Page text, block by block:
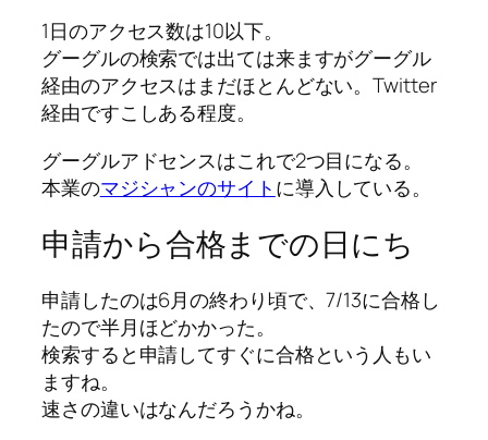
1日のアクセス数は10以下。
グーグルの検索では出ては来ますがグーグル
経由のアクセスはまだほとんどない。Twitter
経由ですこしある程度。
グーグルアドセンスはこれで2つ目になる。
本業のマジシャンのサイトに導入している。
申請から合格までの日にち
申請したのは6月の終わり頃で、7/13に合格し
たので半月ほどかかった。
検索すると申請してすぐに合格という人もい
ますね。
速さの違いはなんだろうかね。